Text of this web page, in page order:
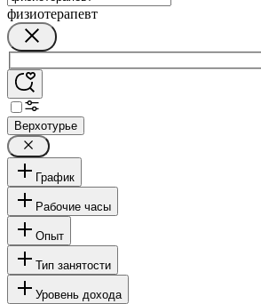
физиотерапевт
Верхотурье
График
Рабочие часы
Опыт
Тип занятости
Уровень дохода